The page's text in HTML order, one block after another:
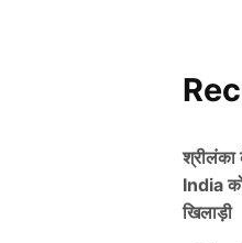
India
खिलाड़ी